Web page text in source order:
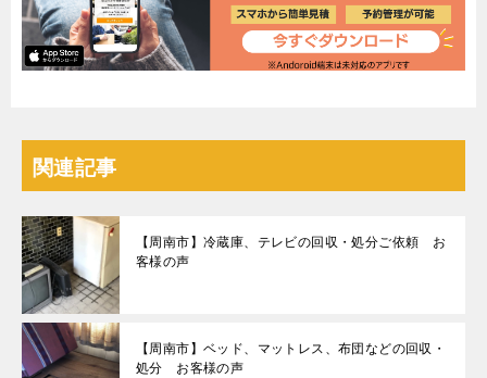
関連記事
【周南市】冷蔵庫、テレビの回収・処分ご依頼 お
客様の声
【周南市】ベッド、マットレス、布団などの回収・
処分 お客様の声